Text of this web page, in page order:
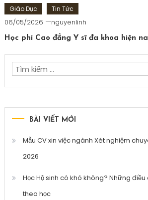
Giáo Dục Tin Tức
06/05/2026 nguyenlinh
Học phí Cao đẳng Y sĩ đa khoa hiện
BÀI VIẾT MỚI
Mẫu CV xin việc ngành Xét nghiệm
2026
Học Hộ sinh có khó không? Những
theo học